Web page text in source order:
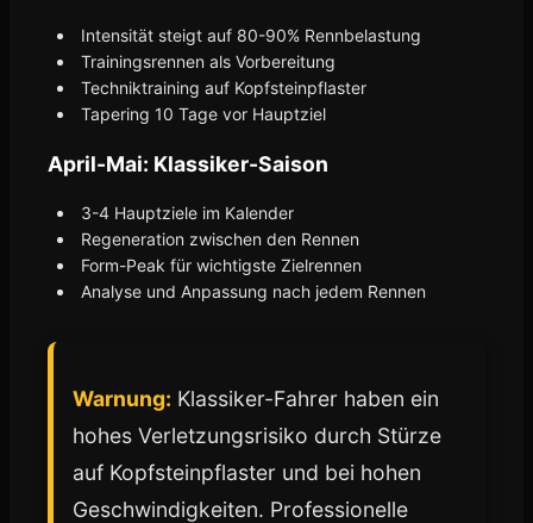
Intensität steigt auf 80-90% Rennbelastung
Trainingsrennen als Vorbereitung
Techniktraining auf Kopfsteinpflaster
Tapering 10 Tage vor Hauptziel
April-Mai: Klassiker-Saison
3-4 Hauptziele im Kalender
Regeneration zwischen den Rennen
Form-Peak für wichtigste Zielrennen
Analyse und Anpassung nach jedem Rennen
Warnung: Klassiker-Fahrer haben ein
hohes Verletzungsrisiko durch Stürze
auf Kopfsteinpflaster und bei hohen
Geschwindigkeiten. Professionelle